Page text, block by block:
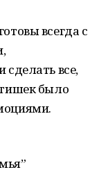
всегда с
сделать все,
было